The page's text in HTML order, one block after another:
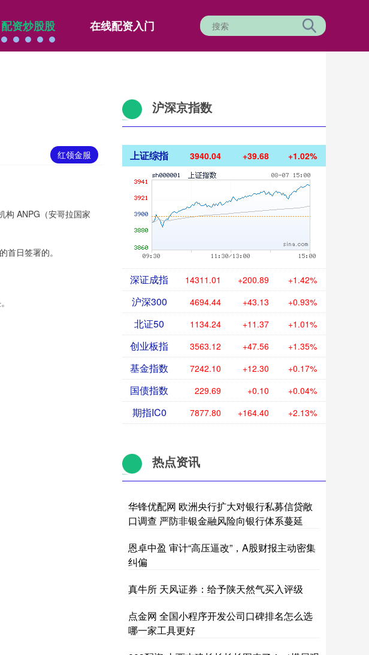
配资炒股股 在线配资入门
红领金服
ANPG（安哥拉国家
日签署的。
沪深京指数
上证综指 3940.04 +39.68 +1.02%
深证成指 14311.01 +200.89 +1.42%
沪深300 4694.44 +43.13 +0.93%
北证50 1134.24 +11.37 +1.01%
创业板指 3563.12 +47.56 +1.35%
基金指数 7242.10 +12.30 +0.17%
国债指数 229.69 +0.10 +0.04%
期指IC0 7877.80 +164.40 +2.13%
热点资讯
华锋优配网 欧洲央行扩大对银行私募信贷敞
口调查 严防非银金融风险向银行体系蔓延
恩卓中盈 审计“高压逼改”，A股财报主动密集
纠偏
真牛所 天风证券：给予陕天然气买入评级
点金网 全国小程序开发公司口碑排名怎么选
哪一家工具更好